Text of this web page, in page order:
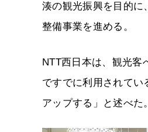
湊の観光振興を目的に
整備事業を進める。
NTT西日本は、観光客
ですでに利用されてい
アップする」と述べた。